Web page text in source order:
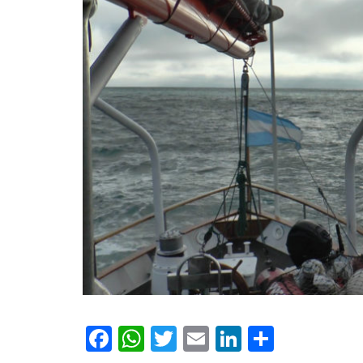
Facebook
WhatsApp
Twitter
EmailLinkedIn